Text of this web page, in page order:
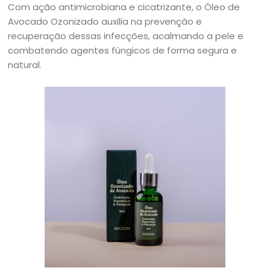
Com ação antimicrobiana e cicatrizante, o Óleo de
Avocado Ozonizado auxilia na prevenção e
recuperação dessas infecções, acalmando a pele e
combatendo agentes fúngicos de forma segura e
natural.